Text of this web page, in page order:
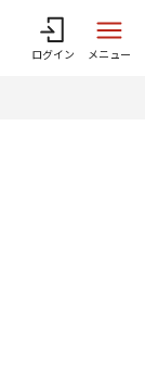
ログイン メニュー